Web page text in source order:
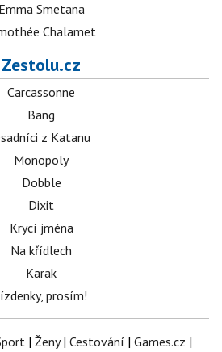
Emma Smetana
Chalamet
Zestolu.cz
Carcassonne
Bang
z Katanu
Monopoly
Dobble
Dixit
Krycí jména
Na křídlech
Karak
prosím!
| Ženy| Cestování | Games.cz |